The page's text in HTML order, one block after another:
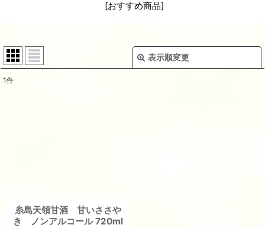
[おすすめ商品]
表示順変更
1件
糸島天領甘酒 甘いささや
き ノンアルコール 720ml